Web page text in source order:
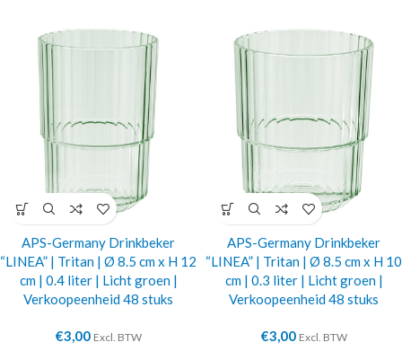
APS-Germany Drinkbeker
“LINEA” | Tritan | Ø 8.5 cm x H 12
cm | 0.4 liter | Licht groen |
Verkoopeenheid 48 stuks
€3,00 Excl. BTW
APS-Germany Drinkbeker
“LINEA” | Tritan | Ø 8.5 cm x H 10
cm | 0.3 liter | Licht groen |
Verkoopeenheid 48 stuks
€3,00 Excl. BTW